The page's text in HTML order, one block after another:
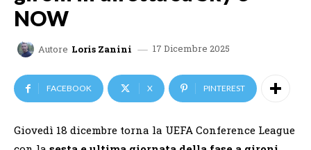
NOW
Autore Loris Zanini 17 Dicembre 2025
FACEBOOK X PINTEREST
Giovedì 18 dicembre torna la UEFA Conference League